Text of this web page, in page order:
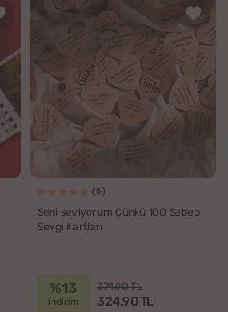
(8)
Seni seviyorum Çünkü 100 Sebep
Sevgi Kartları
%13
indirim
374.90 TL
324.90 TL